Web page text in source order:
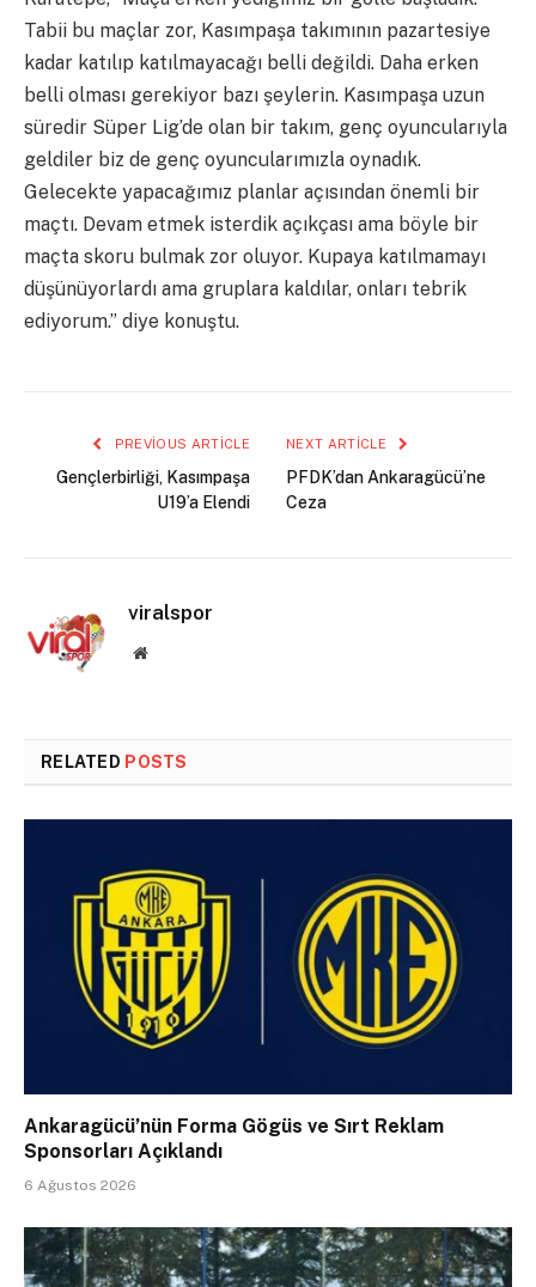
Tabii bu maçlar zor, Kasımpaşa takımının pazartesiye
kadar katılıp katılmayacağı belli değildi. Daha erken
belli olması gerekiyor bazı şeylerin. Kasımpaşa uzun
süredir Süper Lig’de olan bir takım, genç oyuncularıyla
geldiler biz de genç oyuncularımızla oynadık.
Gelecekte yapacağımız planlar açısından önemli bir
maçtı. Devam etmek isterdik açıkçası ama böyle bir
maçta skoru bulmak zor oluyor. Kupaya katılmamayı
düşünüyorlardı ama gruplara kaldılar, onları tebrik
ediyorum.” diye konuştu.
PREVIOUS ARTICLE
Gençlerbirliği, Kasımpaşa
U19’a Elendi
NEXT ARTICLE
PFDK’dan Ankaragücü’ne
Ceza
viralspor
Website
RELATED POSTS
Ankaragücü’nün Forma Gögüs ve Sırt Reklam
Sponsorları Açıklandı
6 Ağustos 2026